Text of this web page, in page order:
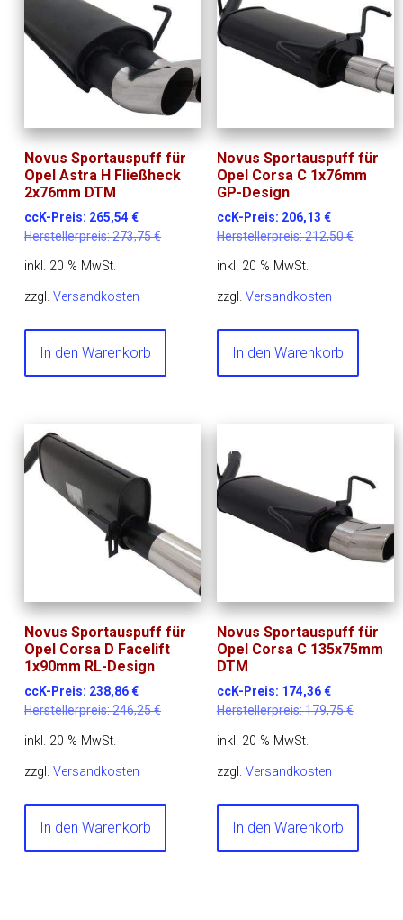
Novus Sportauspuff für
Opel Astra H Fließheck
2x76mm DTM
ccK-Preis: 265,54€
Herstellerpreis:273,75€
inkl. 20 % MwSt.
zzgl.Versandkosten
In den Warenkorb
Novus Sportauspuff für
Opel Corsa C 1x76mm
GP-Design
ccK-Preis: 206,13 €
Herstellerpreis:212,50€
inkl. 20 % MwSt.
zzgl. Versandkosten
In den Warenkorb
Novus Sportauspuff für
Opel Corsa D Facelift
1x90mm RL-Design
ccK-Preis: 238,86€
Herstellerpreis:246,25€
inkl. 20 % MwSt.
zzgl.Versandkosten
In den Warenkorb
Novus Sportauspuff für
Opel Corsa C 135x75mm
DTM
ccK-Preis: 174,36€
Herstellerpreis:179,75€
inkl. 20 % MwSt.
zzgl. Versandkosten
In den Warenkorb